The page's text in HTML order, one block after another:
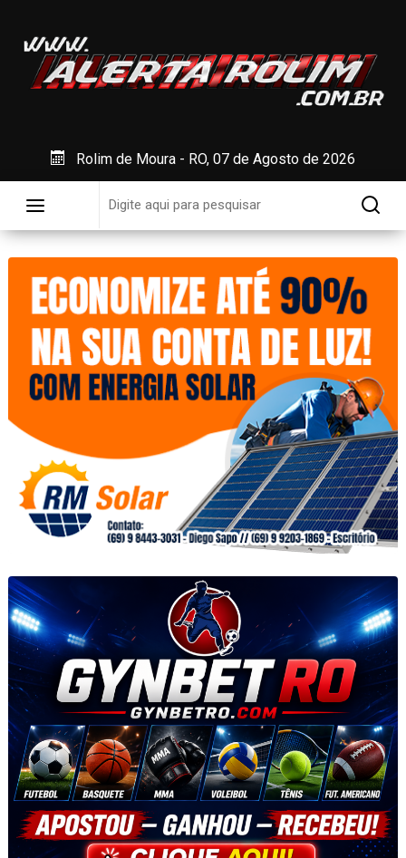
Rolim de Moura - RO, 07 de Agosto de 2026